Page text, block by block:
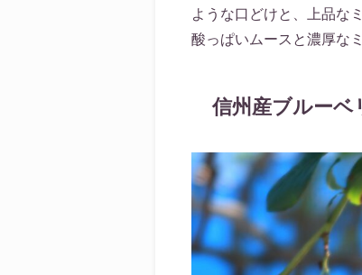
ような口どけと、上品な
酸っぱいムースと濃厚な
信州産ブルーベ